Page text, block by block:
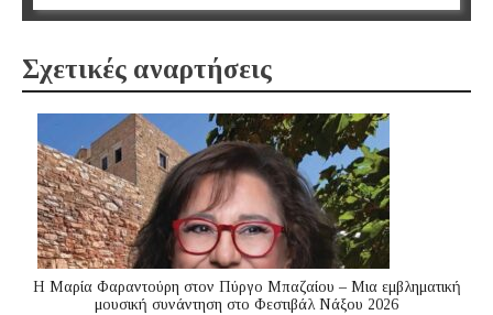
Σχετικές αναρτήσεις
Η Μαρία Φαραντούρη στον Πύργο Μπαζαίου – Μια εμβληματική
μουσική συνάντηση στο Φεστιβάλ Νάξου 2026